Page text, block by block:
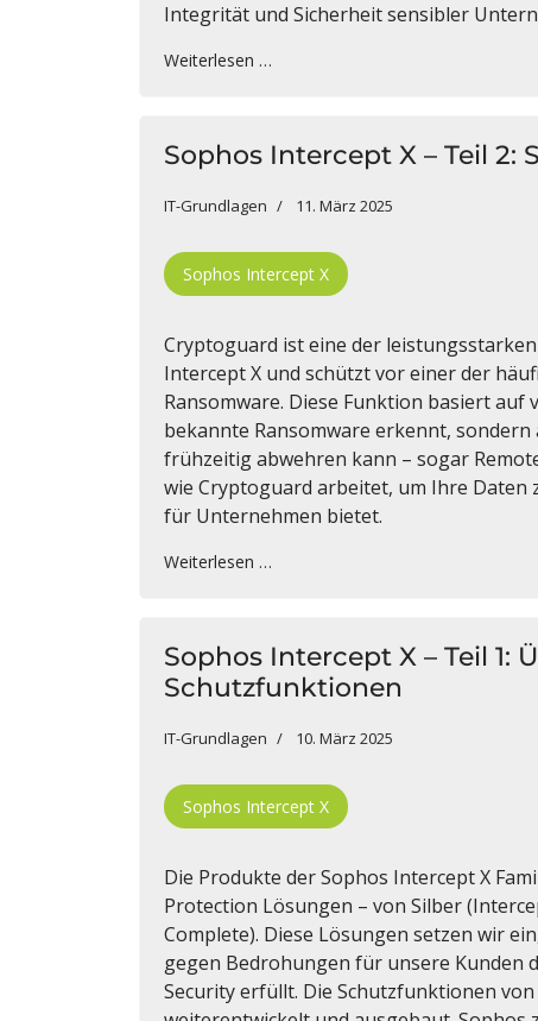
Integrität und Sicherheit sensibler
Weiterlesen …
Sophos Intercept X – Teil
IT-Grundlagen 11. März 2025
Sophos Intercept X
Cryptoguard ist eine der
Intercept X und schützt vor einer der
Ransomware. Diese Funktion basiert
bekannte Ransomware erkennt,
frühzeitig abwehren kann – sogar
wie Cryptoguard arbeitet, um Ihre Daten
für Unternehmen bietet.
Weiterlesen …
Sophos Intercept X – Teil 1:
Schutzfunktionen
IT-Grundlagen 10. März 2025
Sophos Intercept X
Die Produkte der Sophos Intercept X
Protection Lösungen – von Silber
Complete). Diese Lösungen setzen wir
gegen Bedrohungen für unsere Kunden
Security erfüllt. Die Schutzfunktionen